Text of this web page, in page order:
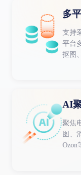
多
支持
平台
抠图
AI
聚焦
图、
Ozon